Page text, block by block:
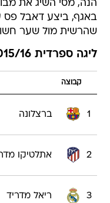
הנה, מסי השיג את
באגף, ביצע דאבל פס
שהרשית מול שער חשוף. 0:4
ליגה ספרדית 2015/16
קבוצה
1 ברצלונה
2 אתלטיקו
3 ריאל מדריד